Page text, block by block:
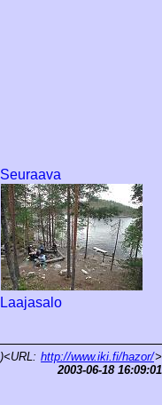
Seuraava
Laajasalo
)<URL: http://www.iki.fi/hazor/>
2003-06-18 16:09:01